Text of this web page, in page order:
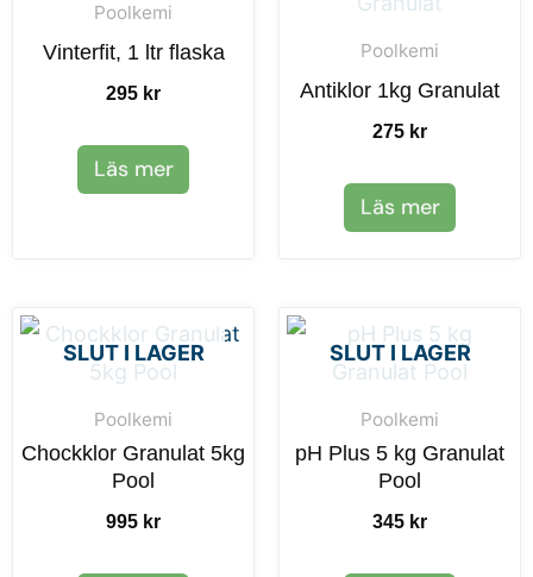
Poolkemi
Vinterfit, 1 ltr flaska
295 kr
Läs mer
Poolkemi
Antiklor 1kg Granulat
275 kr
Läs mer
SLUT I LAGER
Poolkemi
Chockklor Granulat 5kg
Pool
995 kr
SLUT I LAGER
Poolkemi
pH Plus 5 kg Granulat
Pool
345 kr